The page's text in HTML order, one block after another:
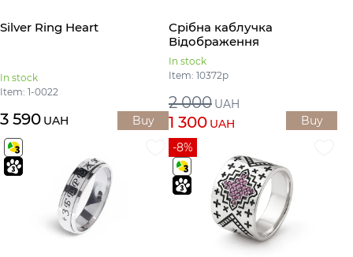
Silver Ring Heart
In stock
Item: 1-0022
3 590 UAH Buy
Срібна каблучка
Відображення
In stock
Item: 10372р
2 000 UAH
1 300 UAH Buy
-8%